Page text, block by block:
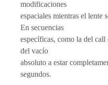
modificaciones
espaciales mientras el lente
En secuencias
específicas, como la del call
del vacío
absoluto a estar
segundos.